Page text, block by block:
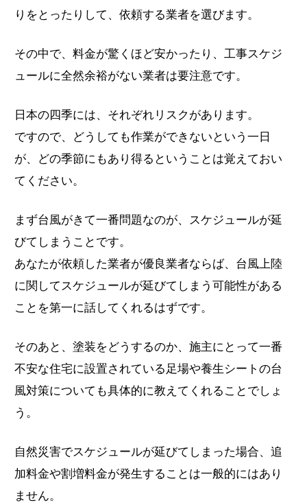
りをとったりして、依頼する業者を選びます。
その中で、料金が驚くほど安かったり、工事スケジ
ュールに全然余裕がない業者は要注意です。
日本の四季には、それぞれリスクがあります。
ですので、どうしても作業ができないという一日
が、どの季節にもあり得るということは覚えておい
てください。
まず台風がきて一番問題なのが、スケジュールが延
びてしまうことです。
あなたが依頼した業者が優良業者ならば、台風上陸
に関してスケジュールが延びてしまう可能性がある
ことを第一に話してくれるはずです。
そのあと、塗装をどうするのか、施主にとって一番
不安な住宅に設置されている足場や養生シートの台
風対策についても具体的に教えてくれることでしょ
う。
自然災害でスケジュールが延びてしまった場合、追
加料金や割増料金が発生することは一般的にはあり
ません。